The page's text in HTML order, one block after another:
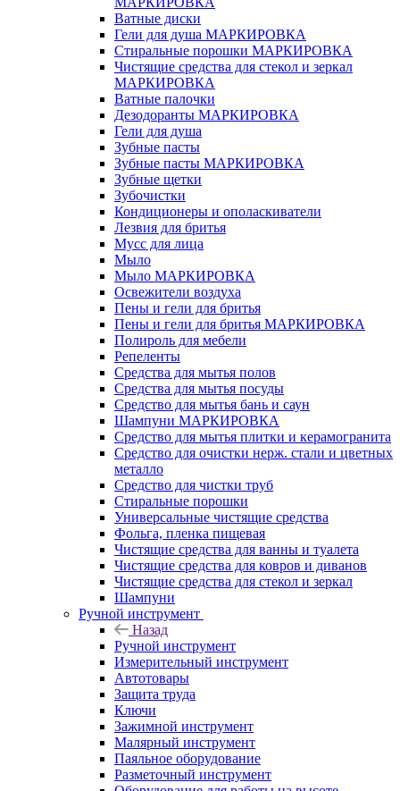
Ватные диски
Гели для душа МАРКИРОВКА
Стиральные порошки МАРКИРОВКА
Чистящие средства для стекол и зеркал
МАРКИРОВКА
Ватные палочки
Дезодоранты МАРКИРОВКА
Гели для душа
Зубные пасты
Зубные пасты МАРКИРОВКА
Зубные щетки
Зубочистки
Кондиционеры и ополаскиватели
Лезвия для бритья
Мусс для лица
Мыло
Мыло МАРКИРОВКА
Освежители воздуха
Пены и гели для бритья
Пены и гели для бритья МАРКИРОВКА
Полироль для мебели
Репеленты
Средства для мытья полов
Средства для мытья посуды
Средство для мытья бань и саун
Шампуни МАРКИРОВКА
Средство для мытья плитки и керамогранита
Средство для очистки нерж. стали и цветных
металло
Средство для чистки труб
Стиральные порошки
Универсальные чистящие средства
Фольга, пленка пищевая
Чистящие средства для ванны и туалета
Чистящие средства для ковров и диванов
Чистящие средства для стекол и зеркал
Шампуни
Ручной инструмент
Назад
Ручной инструмент
Измерительный инструмент
Автотовары
Защита труда
Ключи
Зажимной инструмент
Малярный инструмент
Паяльное оборудование
Разметочный инструмент